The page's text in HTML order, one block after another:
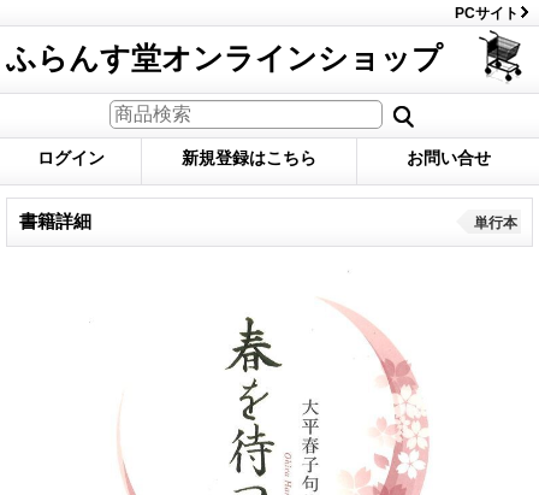
PCサイト
ふらんす堂オンラインショップ
ログイン 新規登録はこちら お問い合せ
書籍詳細 単行本